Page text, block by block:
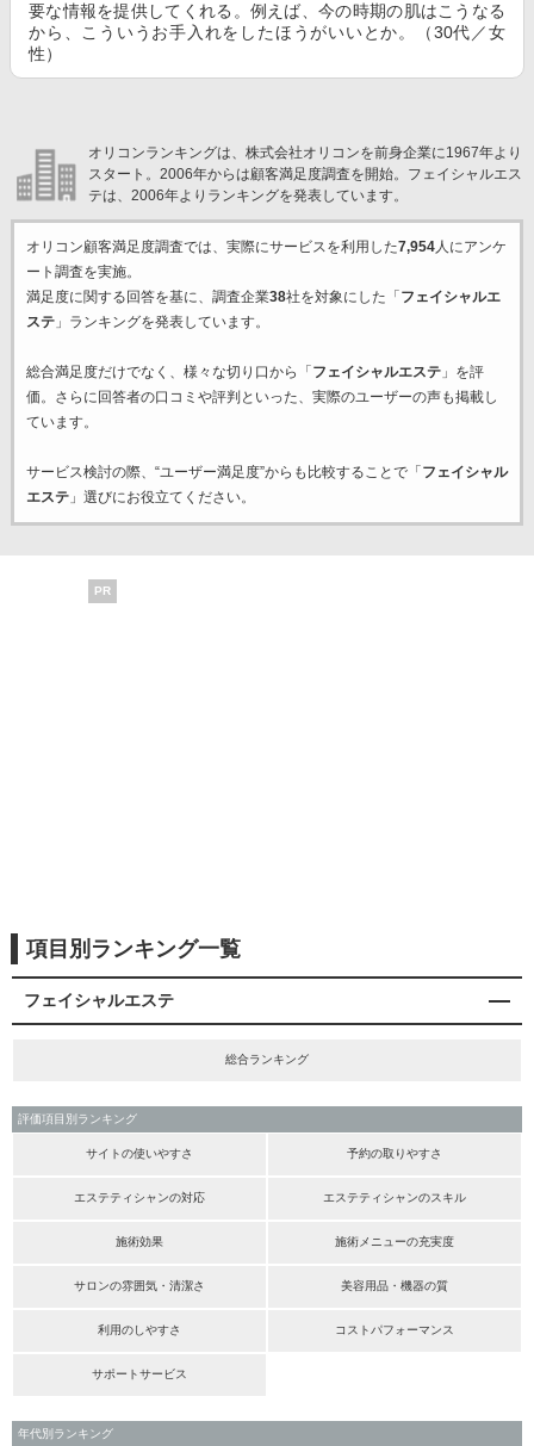
要な情報を提供してくれる。例えば、今の時期の肌はこうなる
から、こういうお手入れをしたほうがいいとか。（30代／女
性）
オリコンランキングは、株式会社オリコンを前身企業に1967年より
スタート。2006年からは顧客満足度調査を開始。フェイシャルエス
テは、2006年よりランキングを発表しています。
オリコン顧客満足度調査では、実際にサービスを利用した7,954人にアンケ
ート調査を実施。
満足度に関する回答を基に、調査企業38社を対象にした「 フェイシャルエ
ステ」ランキングを発表しています。
総合満足度だけでなく、様々な切り口から「 フェイシャルエステ」を評
価。さらに回答者の口コミや評判といった、実際のユーザーの声も掲載し
ています。
サービス検討の際、“ユーザー満足度”からも比較することで「 フェイシャル
エステ」選びにお役立てください。
PR
項目別ランキング一覧
フェイシャルエステ
総合ランキング
評価項目別ランキング
サイトの使いやすさ 予約の取りやすさ
エステティシャンの対応 エステティシャンのスキル
施術効果 施術メニューの充実度
サロンの雰囲気・清潔さ 美容用品・機器の質
利用のしやすさ コストパフォーマンス
サポートサービス
年代別ランキング